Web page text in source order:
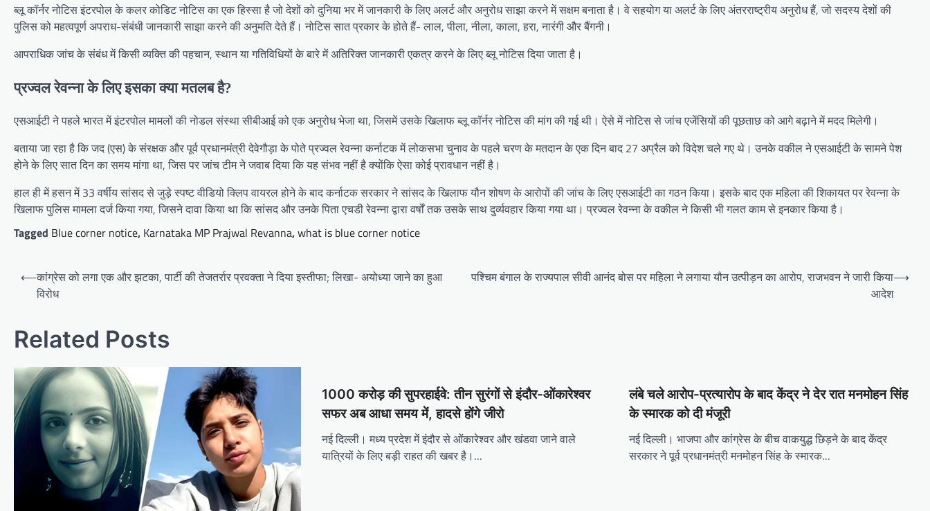
ब्लू कॉर्नर नोटिस इंटरपोल के कलर कोडिट नोटिस का एक हिस्सा है जो देशों को दुनिया भर में जानकारी के लिए अलर्ट और अनुरोध साझा करने में सक्षम बनाता है। वे सहयोग या अलर्ट के लिए अंतरराष्ट्रीय अनुरोध हैं, जो सदस्य देशों की
पुलिस को महत्वपूर्ण अपराध-संबंधी जानकारी साझा करने की अनुमति देते हैं। नोटिस सात प्रकार के होते हैं- लाल, पीला, नीला, काला, हरा, नारंगी और बैंगनी।
आपराधिक जांच के संबंध में किसी व्यक्ति की पहचान, स्थान या गतिविधियों के बारे में अतिरिक्त जानकारी एकत्र करने के लिए ब्लू नोटिस दिया जाता है।
प्रज्वल रेवन्ना के लिए इसका क्या मतलब है?
एसआईटी ने पहले भारत में इंटरपोल मामलों की नोडल संस्था सीबीआई को एक अनुरोध भेजा था, जिसमें उसके खिलाफ ब्लू कॉर्नर नोटिस की मांग की गई थी। ऐसे में नोटिस से जांच एजेंसियों की पूछताछ को आगे बढ़ाने में मदद मिलेगी।
बताया जा रहा है कि जद (एस) के संरक्षक और पूर्व प्रधानमंत्री देवेगौड़ा के पोते प्रज्वल रेवन्ना कर्नाटक में लोकसभा चुनाव के पहले चरण के मतदान के एक दिन बाद 27 अप्रैल को विदेश चले गए थे। उनके वकील ने एसआईटी के सामने पेश
होने के लिए सात दिन का समय मांगा था, जिस पर जांच टीम ने जवाब दिया कि यह संभव नहीं है क्योंकि ऐसा कोई प्रावधान नहीं है।
हाल ही में हसन में 33 वर्षीय सांसद से जुड़े स्पष्ट वीडियो क्लिप वायरल होने के बाद कर्नाटक सरकार ने सांसद के खिलाफ यौन शोषण के आरोपों की जांच के लिए एसआईटी का गठन किया। इसके बाद एक महिला की शिकायत पर रेवन्ना के
खिलाफ पुलिस मामला दर्ज किया गया, जिसने दावा किया था कि सांसद और उनके पिता एचडी रेवन्ना द्वारा वर्षों तक उसके साथ दुर्व्यवहार किया गया था। प्रज्वल रेवन्ना के वकील ने किसी भी गलत काम से इनकार किया है।
Tagged Blue corner notice, Karnataka MP Prajwal Revanna,what is blue corner notice
Post
navigation
⟵कांग्रेस को लगा एक और झटका, पार्टी की तेजतर्रार प्रवक्ता ने दिया इस्तीफा; लिखा- अयोध्या जाने का हुआ
विरोध
पश्चिम बंगाल के राज्यपाल सीवी आनंद बोस पर महिला ने लगाया यौन उत्पीड़न का आरोप, राजभवन ने जारी किया
आदेश
⟶
Related Posts
1000 करोड़ की सुपरहाईवे: तीन सुरंगों से इंदौर-ओंकारेश्वर
सफर अब आधा समय में, हादसे होंगे जीरो
नई दिल्ली। मध्य प्रदेश में इंदौर से ओंकारेश्वर और खंडवा जाने वाले
यात्रियों के लिए बड़ी राहत की खबर है।…
लंबे चले आरोप-प्रत्यारोप के बाद केंद्र ने देर रात मनमोहन सिंह
के स्मारक को दी मंजूरी
नई दिल्ली। भाजपा और कांग्रेस के बीच वाकयुद्ध छिड़ने के बाद केंद्र
सरकार ने पूर्व प्रधानमंत्री मनमोहन सिंह के स्मारक…